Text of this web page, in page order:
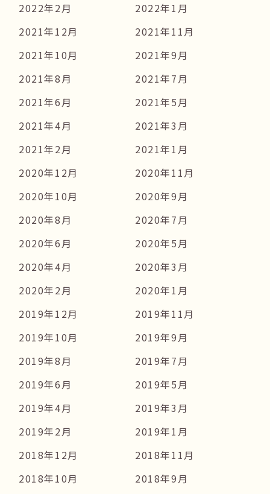
2022年2月
2022年1月
2021年12月
2021年11月
2021年10月
2021年9月
2021年8月
2021年7月
2021年6月
2021年5月
2021年4月
2021年3月
2021年2月
2021年1月
2020年12月
2020年11月
2020年10月
2020年9月
2020年8月
2020年7月
2020年6月
2020年5月
2020年4月
2020年3月
2020年2月
2020年1月
2019年12月
2019年11月
2019年10月
2019年9月
2019年8月
2019年7月
2019年6月
2019年5月
2019年4月
2019年3月
2019年2月
2019年1月
2018年12月
2018年11月
2018年10月
2018年9月